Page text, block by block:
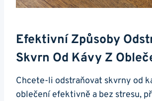
Efektivní Způsoby‌
Skvrn Od Kávy ​z
Chcete-li odstraňovat skvrny od
oblečení⁢ efektivně a‌ bez stresu,